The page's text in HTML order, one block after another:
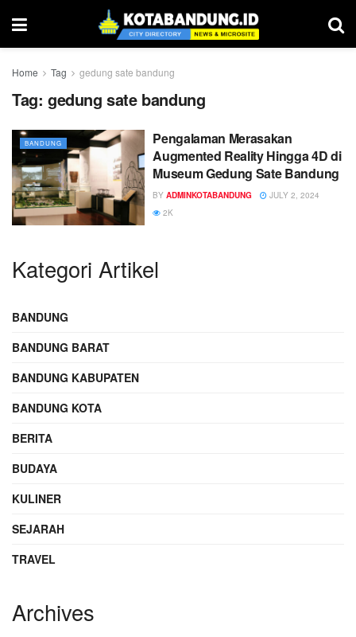
Home Tag gedung sate bandung
Tag: gedung sate bandung
BANDUNG
Pengalaman Merasakan
Augmented Reality Hingga 4D di
Museum Gedung Sate Bandung
BY ADMINKOTABANDUNG
JULY 2, 2024
2K
Kategori Artikel
BANDUNG
BANDUNG BARAT
BANDUNG KABUPATEN
BANDUNG KOTA
BERITA
BUDAYA
KULINER
SEJARAH
TRAVEL
Archives